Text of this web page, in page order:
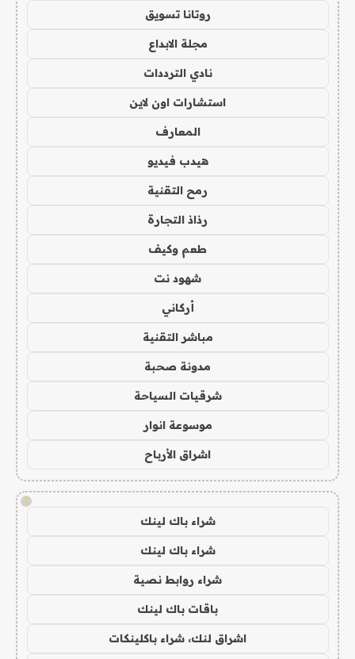
روتانا تسويق
مجلة الابداع
نادي الترددات
استشارات اون لاين
المعارف
هيدب فيديو
رمح التقنية
رذاذ التجارة
طعم وكيف
شهود نت
أركاني
مباشر التقنية
مدونة صحبة
شرقيات السياحة
موسوعة انوار
اشراق الأرباح
!
شراء باك لينك
شراء باك لينك
شراء روابط نصية
باقات باك لينك
اشراق لنك، شراء باكلينكات